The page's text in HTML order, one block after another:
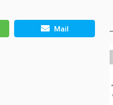
Mail